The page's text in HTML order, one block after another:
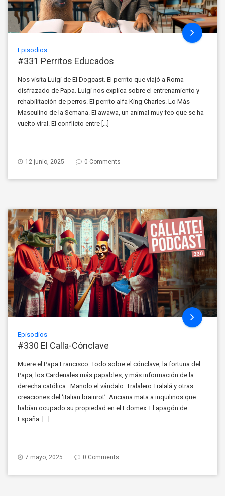
Episodios
#331 Perritos Educados
Nos visita Luigi de El Dogcast. El perrito que viajó a Roma
disfrazado de Papa. Luigi nos explica sobre el entrenamiento y
rehabilitación de perros. El perrito alfa King Charles. Lo Más
Masculino de la Semana. El awawa, un animal muy feo que se ha
vuelto viral. El conflicto entre […]
12 junio, 2025 0 Comments
Episodios
#330 El Calla-Cónclave
Muere el Papa Francisco. Todo sobre el cónclave, la fortuna del
Papa, los Cardenales más papables, y más información de la
derecha católica . Manolo el vándalo. Tralalero Tralalá y otras
creaciones del ‘italian brainrot’. Anciana mata a inquilinos que
habían ocupado su propiedad en el Edomex. El apagón de
España. […]
7 mayo, 2025 0 Comments